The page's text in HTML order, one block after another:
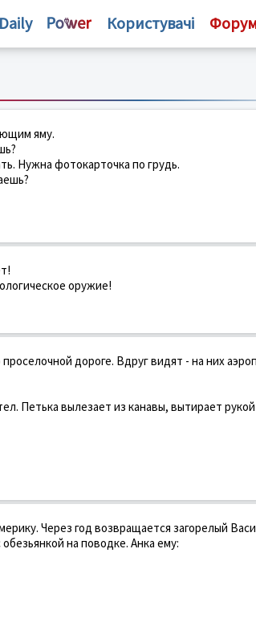
Daily Користувачі
яму.
Нужна фотокарточка по грудь.
оружие!
дороге. Вдруг видят - на них
Петька вылезает из канавы, вытирает
Через год возвращается загорелый
на поводке. Анка ему: